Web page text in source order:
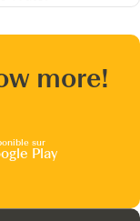
more!
sur
Play